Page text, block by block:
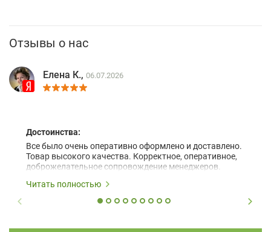
Отзывы о нас
Елена К., 06.07.2026
Достоинства:
Все было очень оперативно оформлено и доставлено.
Товар высокого качества. Корректное, оперативное,
доброжелательное сопровождение менеджеров.
Читать полностью